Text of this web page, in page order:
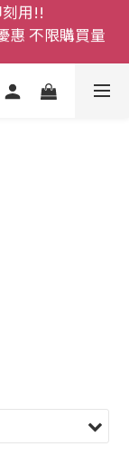
用!!
惠 不限購買量
身 VIP 全年正
枝送一件 50克
用!!
不限購買量